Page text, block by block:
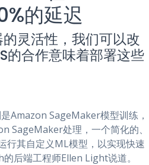
的延迟
灵活性，我们可以改
合作意味着部署这些
Amazon SageMaker模型训练，
SageMaker处理，一个简化的、
行其自定义ML模型，以实现快速
后端工程师Ellen Light说道。